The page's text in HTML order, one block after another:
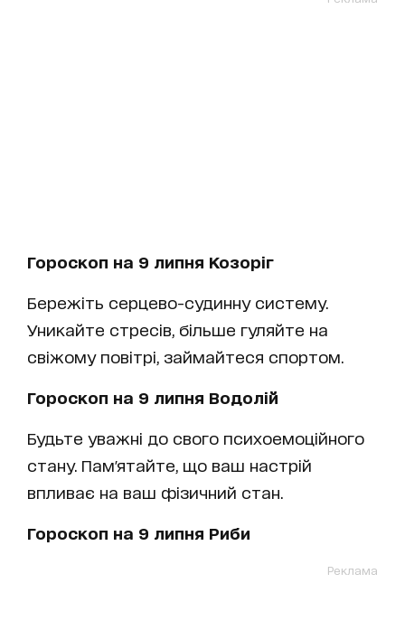
Гороскоп на 9 липня Козоріг
Бережіть серцево-судинну систему.
Уникайте стресів, більше гуляйте на
свіжому повітрі, займайтеся спортом.
Гороскоп на 9 липня Водолій
Будьте уважні до свого психоемоційного
стану. Пам'ятайте, що ваш настрій
впливає на ваш фізичний стан.
Гороскоп на 9 липня Риби
Реклама